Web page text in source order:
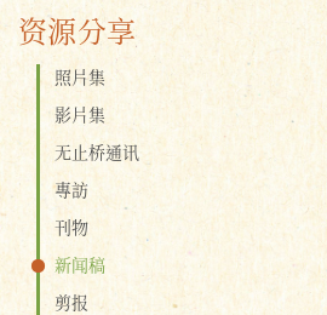
资源分享
照片集
影片集
无止桥通讯
專訪
刊物
新闻稿
剪报